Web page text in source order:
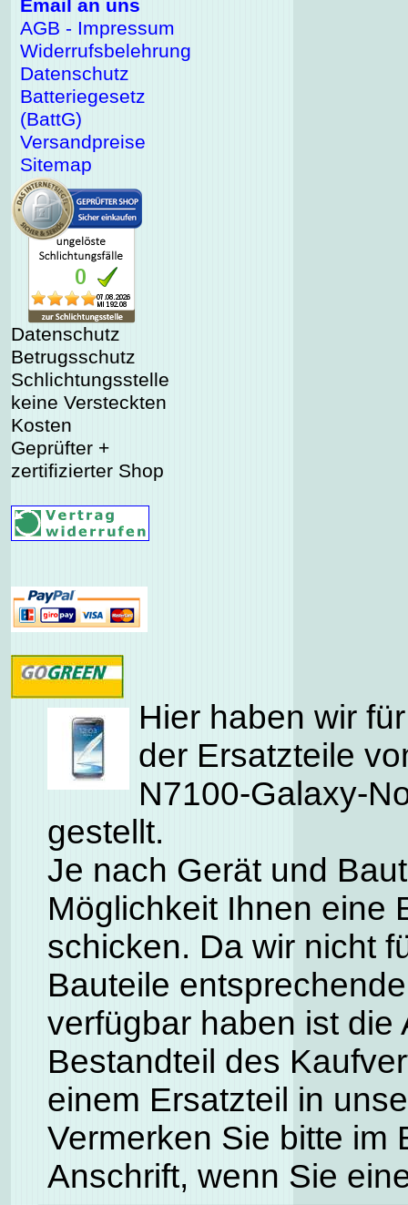
Email an uns
AGB - Impressum
Widerrufsbelehrung
Datenschutz
Batteriegesetz
(BattG)
Versandpreise
Sitemap
Datenschutz
Betrugsschutz
Schlichtungsstelle
keine Versteckten
Kosten
Geprüfter +
zertifizierter Shop
Hier haben wir
der Ersatzteile
N7100-Galaxy-
gestellt.
Je nach Gerät und
Möglichkeit Ihnen eine
schicken. Da wir nicht
Bauteile
verfügbar haben ist die
Bestandteil des
einem Ersatzteil in
Vermerken Sie bitte im
Anschrift, wenn Sie